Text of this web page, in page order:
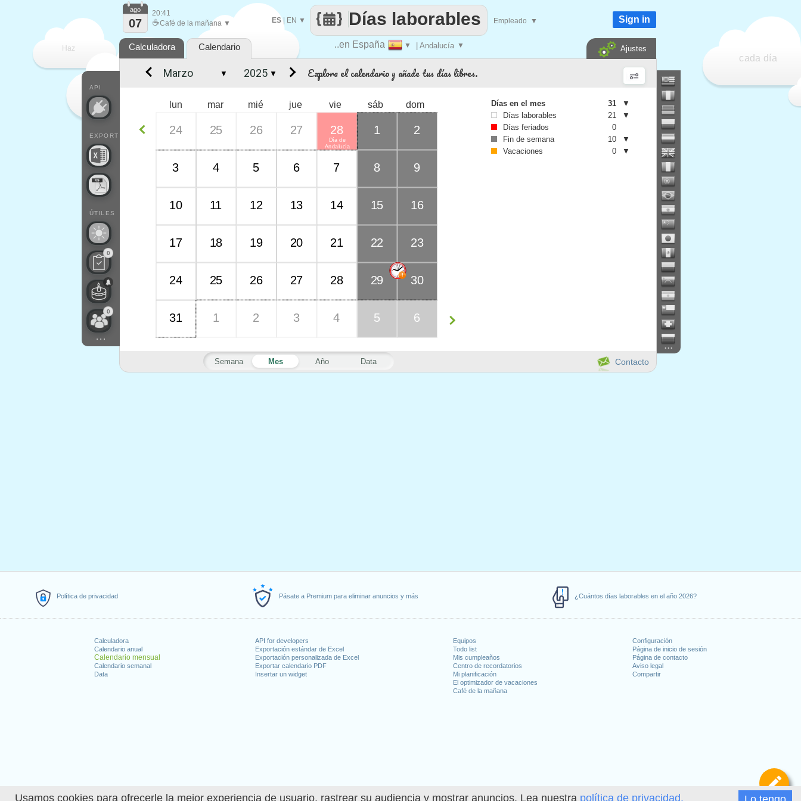
Usamos cookies para ofrecerle la mejor experiencia de usuario, rastrear su audiencia y mostrar anuncios. Lea nuestra política de privacidad.
Política de privacidad Pásate a Premium para eliminar anuncios y más ¿Cuántos días laborables en el año 2026?
Calculadora
Calendario anual
Calendario mensual
Calendario semanal
Data
API for developers
Exportación estándar de Excel
Exportación personalizada de Excel
Exportar calendario PDF
Insertar un widget
Equipos
Todo list
Mis cumpleaños
Centro de recordatorios
Mi planificación
El optimizador de vacaciones
Café de la mañana
Configuración
Página de inicio de sesión
Página de contacto
Aviso legal
Compartir
Haz
cada día
..en España ▼ | Andalucía ▼
Días laborables
ES| EN ▼ Empleado ▼
API
EXPORT
ÚTILES
0
0
...
ago
07
20:41
☕Café de la mañana ▼ Sign in
Calculadora Calendario Ajustes
...
Contacto
Explora el calendario y añade tus días libres.
Semana Mes Año Data
lun mar mié jue vie sáb dom
24 25 26 27
Día de
Andalucía
28 1 2
3 4 5 6 7 8 9
10 11 12 13 14 15 16
17 18 19 20 21 22 23
24 25 26 27 28 29 30
31 1 2 3 4 5 6
▼ ▼
Días en el mes 31
▼
Días laborables
21
▼
Días feriados
0
Fin de semana
10
▼
Vacaciones
0 ▼